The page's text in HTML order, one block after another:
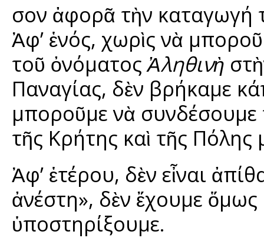
Ὅσον ἀφορᾶ τὴν καταγωγή
Ἀφ’ ἑνός, χωρὶς νὰ
τοῦ ὀνόματοςἈληθινὴ
Παναγίας, δὲν βρήκαμε
μποροῦμε νὰ συνδέσουμε
τῆς Κρήτης καὶ τῆς Πόλης
Ἀφ’ ἑτέρου, δὲν εἶναι
ἀνέστη», δὲν ἔχουμε ὅμως
ὑποστηρίξουμε.